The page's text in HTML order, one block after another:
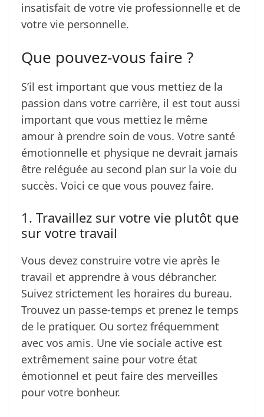
insatisfait de votre vie professionnelle et de
votre vie personnelle.
Que pouvez-vous faire ?
S’il est important que vous mettiez de la
passion dans votre carrière, il est tout aussi
important que vous mettiez le même
amour à prendre soin de vous. Votre santé
émotionnelle et physique ne devrait jamais
être reléguée au second plan sur la voie du
succès. Voici ce que vous pouvez faire.
1. Travaillez sur votre vie plutôt que
sur votre travail
Vous devez construire votre vie après le
travail et apprendre à vous débrancher.
Suivez strictement les horaires du bureau.
Trouvez un passe-temps et prenez le temps
de le pratiquer. Ou sortez fréquemment
avec vos amis. Une vie sociale active est
extrêmement saine pour votre état
émotionnel et peut faire des merveilles
pour votre bonheur.